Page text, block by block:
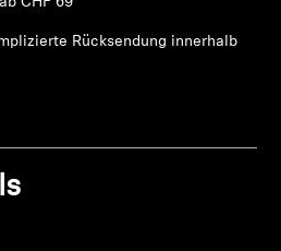
Rücksendung innerhalb